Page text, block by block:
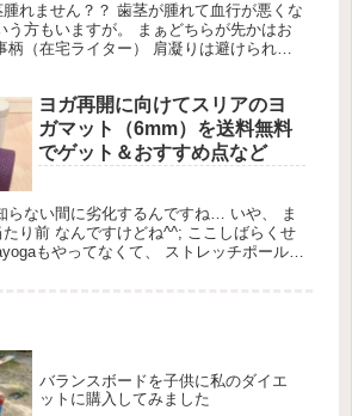
歯茎が腫れて血行が悪くな
が。 まぁどちらが先かはお
柄（在宅ライター） 肩凝りは避けられな
ヨガ再開に向けてスリアのヨ
ガマット（6mm）を送料無料
でゲット＆おすすめ点など
い間に劣化するんですね… いや、 ま
んですけどね^^; ここしばらくせ
もやってなくて、 ストレッチポールも
バランスボードを子供に私のダイエ
ットに購入してみました